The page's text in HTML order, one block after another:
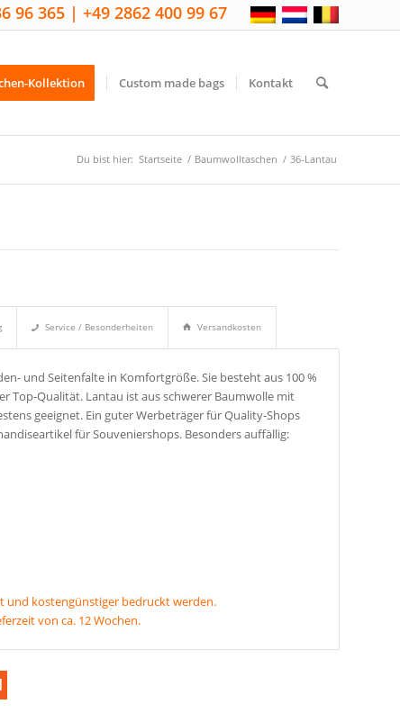
96 365 | +49 2862 400 99 67
Kollektion Custom made bags Kontakt
Du bist hier: Startseite / Baumwolltaschen / 36-Lantau
Service / Besonderheiten Versandkosten
und Seitenfalte in Komfortgröße. Sie besteht aus 100 %
Top-Qualität. Lantau ist aus schwerer Baumwolle mit
geeignet. Ein guter Werbeträger für Quality-Shops
für Souveniershops. Besonders auffällig:
und kostengünstiger bedruckt werden.
von ca. 12 Wochen.